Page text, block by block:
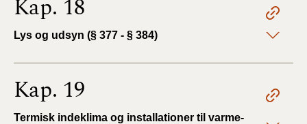
Kap. 18
Lys og udsyn (§ 377 - § 384)
Kap. 19
Termisk indeklima og installationer til varme-